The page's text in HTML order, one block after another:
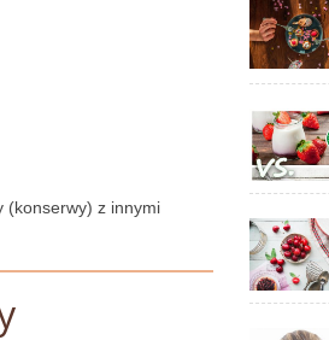
(konserwy) z innymi